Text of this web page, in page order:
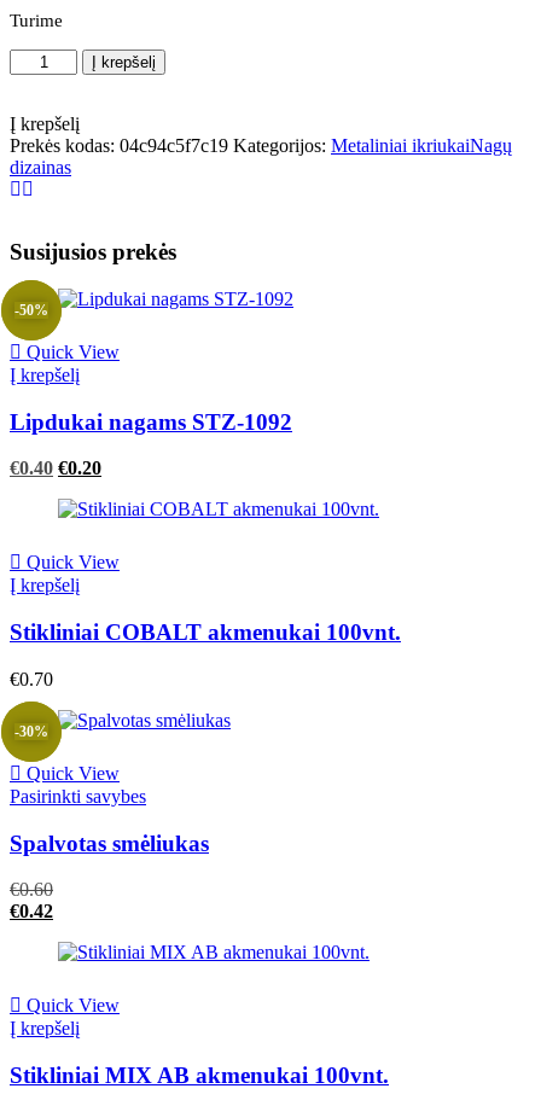
Turime
produkto
kiekis:
ikriukai
1.0mm
GOLD
Į krepšelį
Į krepšelį
Prekės kodas: 04c94c5f7c19 Kategorijos: Metaliniai ikriukaiNagų
dizainas
Susijusios prekės
Quick View
Į krepšelį
-50%
Lipdukai nagams STZ-1092
Original
€0.40Current
is:
€0.20
Quick View
Į krepšelį
Stikliniai COBALT akmenukai 100vnt.
€0.70
Quick View
Pasirinkti savybesThis
has
multiple
may
page
Sale
-30%
Spalvotas smėliukas
€0.60
€0.42
Quick View
Į krepšelį
Stikliniai MIX AB akmenukai 100vnt.